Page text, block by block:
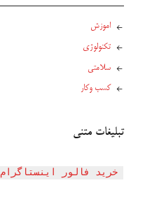
اموزش
تکنولوژی
سلامتی
کسب وکار
تبلیغات متنی
خرید فالور اینستاگرام